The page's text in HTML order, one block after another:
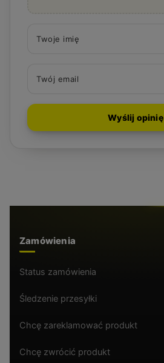
Twoje imię
Twój email
Wyślij opinię
Zamówienia
Status zamówienia
Śledzenie przesyłki
Chcę zareklamować produkt
Chcę zwrócić produkt